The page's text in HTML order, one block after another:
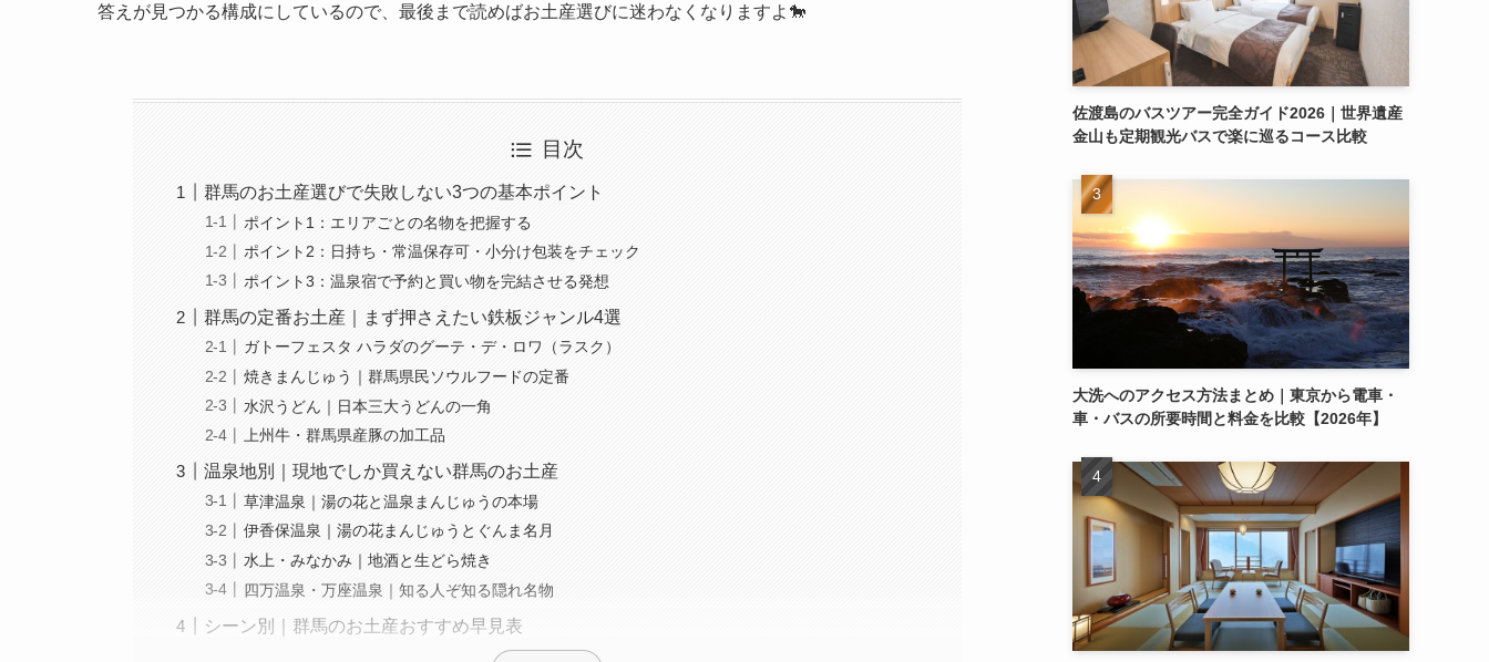
答えが見つかる構成にしているので、最後まで読めばお土産選びに迷わなくなりますよ🐎
目次
群馬のお土産選びで失敗しない3つの基本ポイント
ポイント1：エリアごとの名物を把握する
ポイント2：日持ち・常温保存可・小分け包装をチェック
ポイント3：温泉宿で予約と買い物を完結させる発想
群馬の定番お土産｜まず押さえたい鉄板ジャンル4選
ガトーフェスタ ハラダのグーテ・デ・ロワ（ラスク）
焼きまんじゅう｜群馬県民ソウルフードの定番
水沢うどん｜日本三大うどんの一角
上州牛・群馬県産豚の加工品
温泉地別｜現地でしか買えない群馬のお土産
草津温泉｜湯の花と温泉まんじゅうの本場
伊香保温泉｜湯の花まんじゅうとぐんま名月
水上・みなかみ｜地酒と生どら焼き
四万温泉・万座温泉｜知る人ぞ知る隠れ名物
シーン別｜群馬のお土産おすすめ早見表
佐渡島のバスツアー完全ガイド2026｜世界遺産
金山も定期観光バスで楽に巡るコース比較
大洗へのアクセス方法まとめ｜東京から電車・
車・バスの所要時間と料金を比較【2026年】